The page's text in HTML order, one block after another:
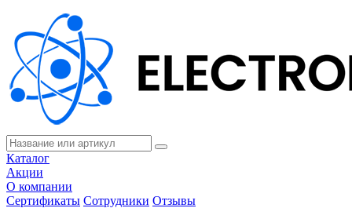
Каталог
Акции
О компании
Сертификаты Сотрудники Отзывы